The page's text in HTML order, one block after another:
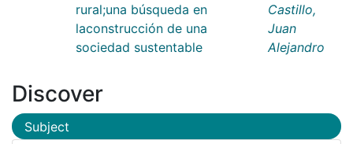
rural;una búsqueda en
laconstrucción de una
sociedad sustentable
Castillo,
Juan
Alejandro
Discover
Subject